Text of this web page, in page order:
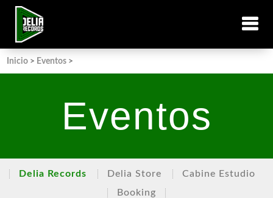
Inicio > Eventos >
Eventos
Delia Records Delia Store
Cabine Estudio
Booking